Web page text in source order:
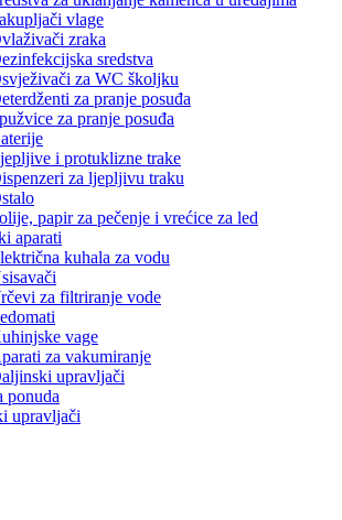
vlage
zraka
sredstva
za WC školjku
za pranje posuđa
za pranje posuđa
i protuklizne trake
za ljepljivu traku
papir za pečenje i vrećice za led
aparati
kuhala za vodu
za filtriranje vode
vage
za vakumiranje
upravljači
ponuda
upravljači